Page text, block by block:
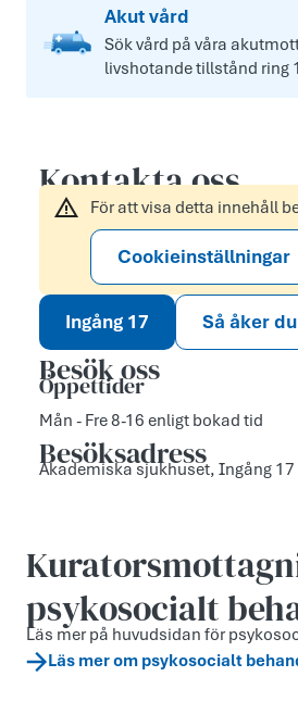
Akut vård
Sök vård på våra
livshotande tillstånd ring
Kontakta oss
För att visa detta innehåll
Cookieinställningar
Ingång 17 Så åker
Besök oss
Öppettider
Mån - Fre 8-16 enligt bokad tid
Besöksadress
Akademiska sjukhuset, Ingång 17
psykosocialt
Läs mer på huvudsidan för
Läs mer om psykosocialt